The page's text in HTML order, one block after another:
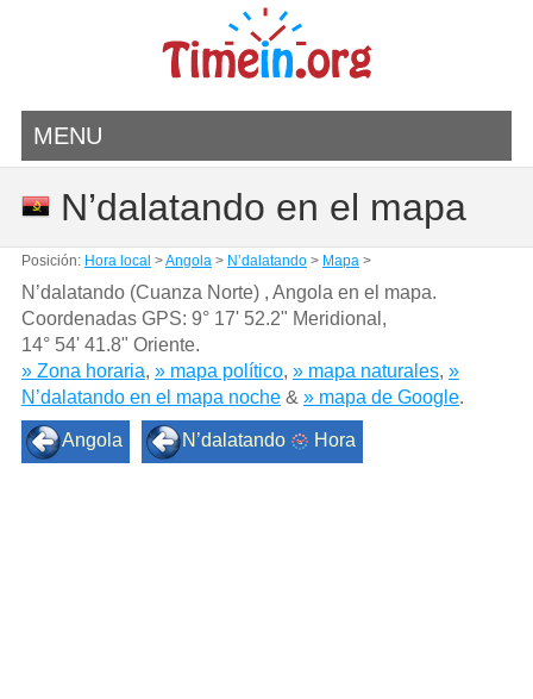
MENU
N’dalatando en el mapa
Posición: Hora local >Angola> N’dalatando> Mapa>
N’dalatando (Cuanza Norte) , Angola en el mapa.
Coordenadas GPS: 9° 17' 52.2" Meridional ,
14° 54' 41.8" Oriente.
» Zona horaria, » mapa político, » mapa naturales, »
N’dalatando en el mapa noche& » mapa de Google.
Angola N’dalatando Hora